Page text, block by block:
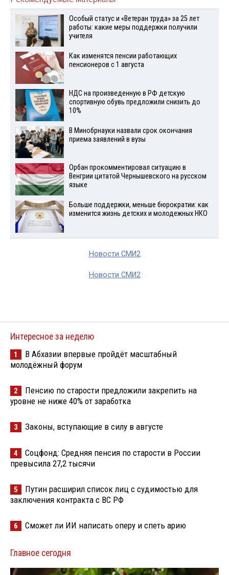
Особый статус и «Ветеран труда» за 25 лет
работы: какие меры поддержки получили
учителя
Как изменятся пенсии работающих
пенсионеров с 1 августа
НДС на произведенную в РФ детскую
спортивную обувь предложили снизить до
10%
В Минобрнауки назвали срок окончания
приема заявлений в вузы
Орбан прокомментировал ситуацию в
Венгрии цитатой Чернышевского на русском
языке
Больше поддержки, меньше бюрократии: как
изменится жизнь детских и молодежных НКО
Новости СМИ2
Новости СМИ2
Интересное за неделю
1
В Абхазии впервые пройдёт масштабный
молодёжный форум
2
Пенсию по старости предложили закрепить на
уровне не ниже 40% от заработка
3 Законы, вступающие в силу в августе
4
Соцфонд: Средняя пенсия по старости в России
превысила 27,2 тысячи
5
Путин расширил список лиц с судимостью для
заключения контракта с ВС РФ
6 Сможет ли ИИ написать оперу и спеть арию
Главное сегодня